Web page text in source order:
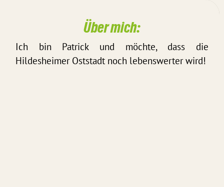
Über mich:
Ich bin Patrick und möchte, dass die
Hildesheimer Oststadt noch lebenswerter wird!